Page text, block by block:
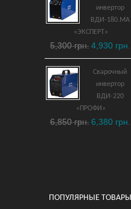
инвертор
ВДИ-180.МА
«ЭКСПЕРТ»
5,300 грн. 4,930 грн.
Сварочный
инвертор
ВДИ-220
«ПРОФИ»
6,850 грн. 6,380 грн.
ПОПУЛЯРНЫЕ ТОВАРЫ